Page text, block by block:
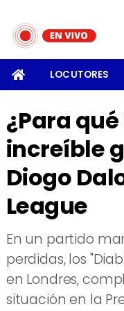
LOCUTORES
¿Para
increíble
Diogo
League
​En un partido
perdidas, los
en Londres,
situación en la